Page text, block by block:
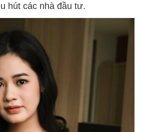
hút các nhà đầu tư.